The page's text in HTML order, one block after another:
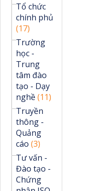
Tổ chức
chính phủ
(17)
Trường
học -
Trung
tâm đào
tạo - Dạy
nghề(11)
Truyền
thông -
Quảng
cáo (3)
Tư vấn -
Đào tạo -
Chứng